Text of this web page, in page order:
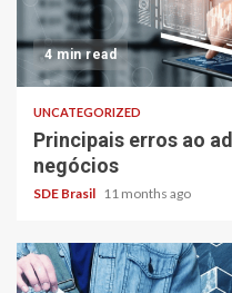
4 min read
UNCATEGORIZED
Principais erros ao
negócios
SDE Brasil 11 months ago